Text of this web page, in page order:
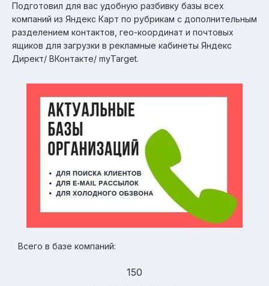
Подготовил для вас удобную разбивку базы всех
компаний из Яндекс Карт по рубрикам с дополнительным
разделением контактов, гео-координат и почтовых
ящиков для загрузки в рекламные кабинеты Яндекс
Директ/ ВКонтакте/ myTarget.
Всего в базе компаний:
150